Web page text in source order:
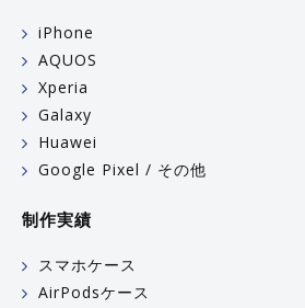
iPhone
AQUOS
Xperia
Galaxy
Huawei
Google Pixel / その他
制作実績
スマホケース
AirPodsケース